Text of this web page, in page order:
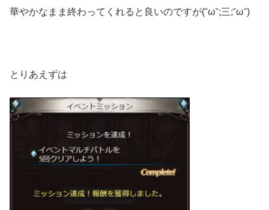
華やかなまま終わってくれると良いのですが(˘ω˘;三;˘ω˘)
とりあえずは